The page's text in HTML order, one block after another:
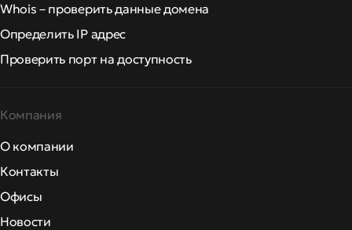
Whois – проверить данные домена
Определить IP адрес
Проверить порт на доступность
Компания
О компании
Контакты
Офисы
Новости